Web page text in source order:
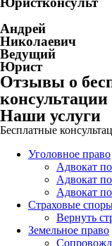
Андрей
Николаевич
Ведущий
Юрист
Отзывы о
Наши услуги
Бесплатные
Уголовное право
Адвокат
Адвокат
Адвокат
Страховые
Вернуть
Земельное право